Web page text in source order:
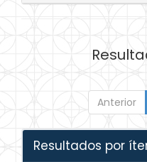
Anterior
Resultados por